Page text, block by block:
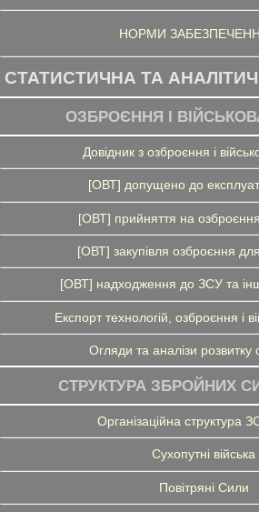
НОРМИ
СТАТИСТИЧНА ТА
ОЗБРОЄННЯ І
Довідник з озброєння і
[ОВТ] допущено до
[ОВТ] прийняття на
[ОВТ] закупівля озброєння
[ОВТ] надходження до ЗСУ та
Експорт технологій, озброєння і
Огляди та аналізи розвитку
СТРУКТУРА ЗБРОЙНИХ
Організаційна структура
Сухопутні війська
Повітряні Сили